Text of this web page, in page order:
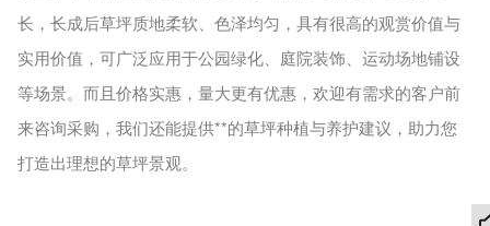
长，长成后草坪质地柔软、色泽均匀，具有很高的观赏价值与
实用价值，可广泛应用于公园绿化、庭院装饰、运动场地铺设
等场景。而且价格实惠，量大更有优惠，欢迎有需求的客户前
来咨询采购，我们还能提供**的草坪种植与养护建议，助力您
打造出理想的草坪景观。